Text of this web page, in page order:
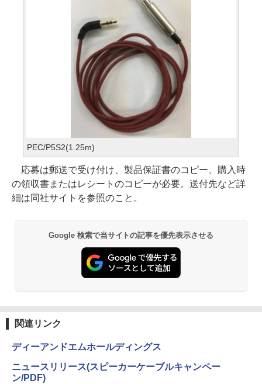
PEC/P5S2(1.25m)
応募は郵送で受け付け、製品保証書のコピー、購入時
の領収書またはレシートのコピーが必要。送付先など詳
細は同社サイトを参照のこと。
Google 検索で当サイトの記事を優先表示させる
関連リンク
ディーアンドエムホールディングス
ニュースリリース(スピーカーケーブルキャンペー
ン/PDF)